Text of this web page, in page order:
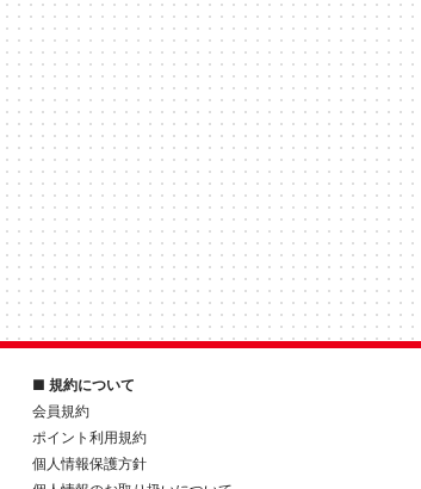
■ 規約について
会員規約
ポイント利用規約
個人情報保護方針